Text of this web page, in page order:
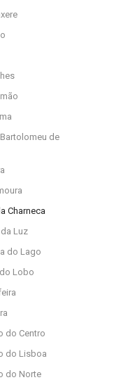
de
Charneca
Luz
do Lago
Lobo
do Centro
do Lisboa
do Norte